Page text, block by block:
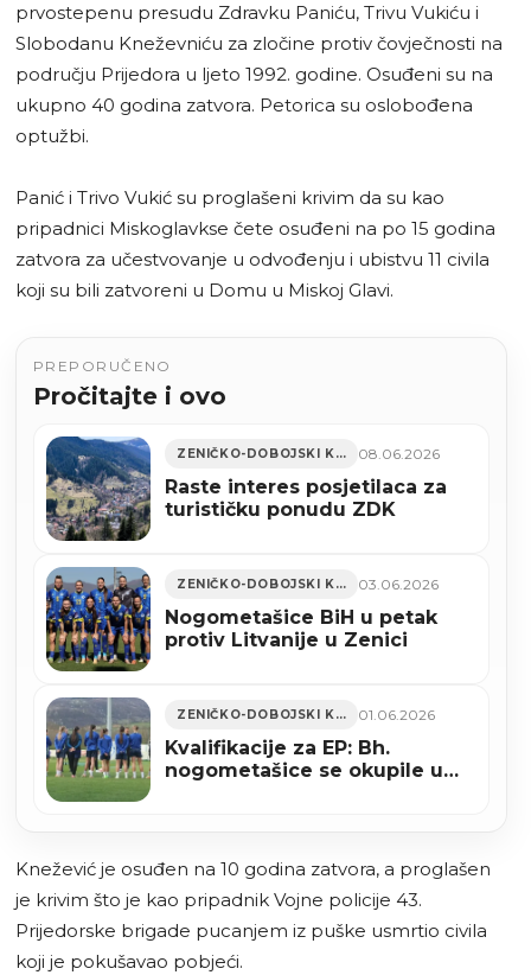
prvostepenu presudu Zdravku Paniću, Trivu Vukiću i
Slobodanu Kneževniću za zločine protiv čovječnosti na
području Prijedora u ljeto 1992. godine. Osuđeni su na
ukupno 40 godina zatvora. Petorica su oslobođena
optužbi.
Panić i Trivo Vukić su proglašeni krivim da su kao
pripadnici Miskoglavkse čete osuđeni na po 15 godina
zatvora za učestvovanje u odvođenju i ubistvu 11 civila
koji su bili zatvoreni u Domu u Miskoj Glavi.
PREPORUČENO
Pročitajte i ovo
ZENIČKO-DOBOJSKI KANTON 08.06.2026
Raste interes posjetilaca za
turističku ponudu ZDK
ZENIČKO-DOBOJSKI KANTON 03.06.2026
Nogometašice BiH u petak
protiv Litvanije u Zenici
ZENIČKO-DOBOJSKI KANTON 01.06.2026
Kvalifikacije za EP: Bh.
nogometašice se okupile u
Knežević je osuđen na 10 godina zatvora, a proglašen
je krivim što je kao pripadnik Vojne policije 43.
Prijedorske brigade pucanjem iz puške usmrtio civila
koji je pokušavao pobjeći.